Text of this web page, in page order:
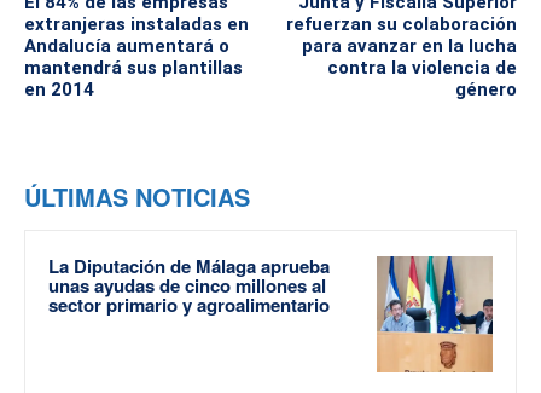
extranjeras instaladas en
Andalucía aumentará o
mantendrá sus plantillas
en 2014
refuerzan su colaboración
para avanzar en la lucha
contra la violencia de
género
ÚLTIMAS NOTICIAS
La Diputación de Málaga aprueba
unas ayudas de cinco millones al
sector primario y agroalimentario